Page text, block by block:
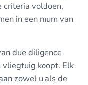
criteria voldoen,
in een mum van
due diligence
vliegtuig koopt. Elk
zowel u als de